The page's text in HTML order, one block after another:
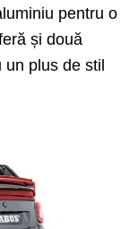
pentru o
și două
plus de stil